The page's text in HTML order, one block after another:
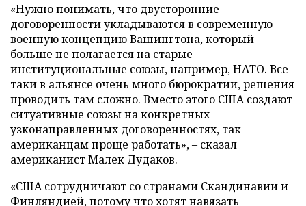
«Нужно понимать, что двусторонние
договоренности укладываются в современную
военную концепцию Вашингтона, который
больше не полагается на старые
институциональные союзы, например, НАТО. Все-
таки в альянсе очень много бюрократии, решения
проводить там сложно. Вместо этого США создают
ситуативные союзы на конкретных
узконаправленных договоренностях, так
американцам проще работать», – сказал
американист Малек Дудаков.
«США сотрудничают со странами Скандинавии и
Финляндией, потому что хотят навязать